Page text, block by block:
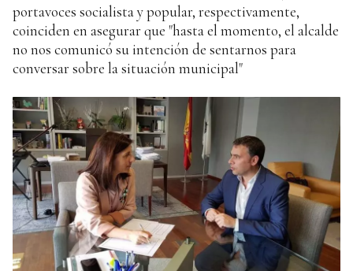
portavoces socialista y popular, respectivamente,
coinciden en asegurar que "hasta el momento, el alcalde
no nos comunicó su intención de sentarnos para
conversar sobre la situación municipal"